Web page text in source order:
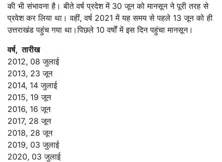
की भी संभावना है। बीते वर्ष प्रदेश में 30 जून को मानसून ने पूरी तरह से
प्रवेश कर लिया था। वहीं, वर्ष 2021 में यह समय से पहले 13 जून को ही
उत्तराखंड पहुंच गया था।पिछले 10 वर्षों में इस दिन पहुंचा मानसून।
वर्ष, तारीख
2012, 08 जुलाई
2013, 23 जून
2014, 14 जुलाई
2015, 19 जून
2016, 16 जून
2017, 28 जून
2018, 28 जून
2019, 03 जुलाई
2020, 03 जुलाई